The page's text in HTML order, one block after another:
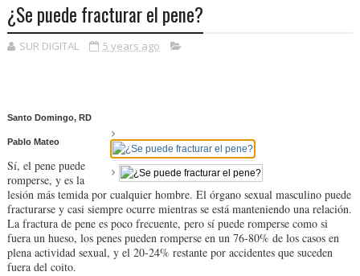
¿Se puede fracturar el pene?
SUR DIGITAL 5 years ago
Santo Domingo, RD
Pablo Mateo
Sí, el pene puede
romperse, y es la
lesión más temida por cualquier hombre. El órgano sexual masculino puede
fracturarse y casi siempre ocurre mientras se está manteniendo una relación.
La fractura de pene es poco frecuente, pero sí puede romperse como si
fuera un hueso, los penes pueden romperse en un 76-80% de los casos en
plena actividad sexual, y el 20-24% restante por accidentes que suceden
fuera del coito.